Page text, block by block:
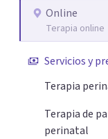
recursos
congruente con
Online
Terapia online
Servicios y
Terapia
Terapia de
perinatal